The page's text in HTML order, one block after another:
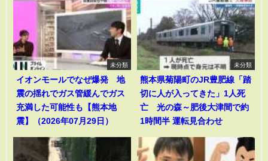
未分類
イオンモールでなぜ爆発 地
震の揺れでガス管緩んでガス
充満した可能性も【熊本地
震】（2026年07月29日）
未分類
熊本県菊陽町のJR豊肥線「踏
切に人が入ってきた」1人死
亡 光の森～肥後大津間で約
1時間半 運転見合わせ